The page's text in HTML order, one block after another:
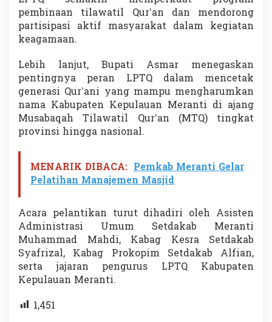
i
Q
u
a
n
i
pembinaan tilawatil Qur’an dan mendorong
partisipasi aktif masyarakat dalam kegiatan
keagamaan.
Lebih lanjut, Bupati Asmar menegaskan
pentingnya peran LPTQ dalam mencetak
generasi Qur’ani yang mampu mengharumkan
nama Kabupaten Kepulauan Meranti di ajang
Musabaqah Tilawatil Qur’an (MTQ) tingkat
provinsi hingga nasional.
MENARIK DIBACA: Pemkab Meranti Gelar
Pelatihan Manajemen Masjid
Acara pelantikan turut dihadiri oleh Asisten
Administrasi Umum Setdakab Meranti
Muhammad Mahdi, Kabag Kesra Setdakab
Syafrizal, Kabag Prokopim Setdakab Alfian,
serta jajaran pengurus LPTQ Kabupaten
Kepulauan Meranti.
1,451